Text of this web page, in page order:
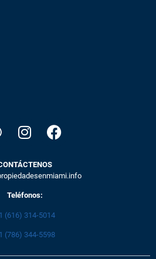
Teléfonos:
(616) 314-5014
(786) 344-5598